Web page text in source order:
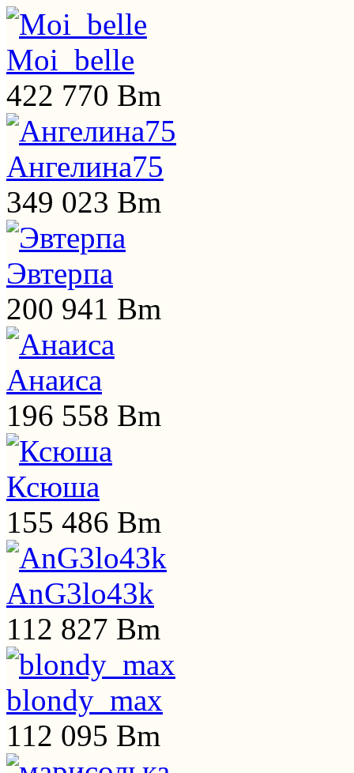
Moi_belle
422 770 Bm
Ангелина75
349 023 Bm
Эвтерпа
200 941 Bm
Анаиса
196 558 Bm
Ксюша
155 486 Bm
AnG3lo43k
112 827 Bm
blondy_max
112 095 Bm